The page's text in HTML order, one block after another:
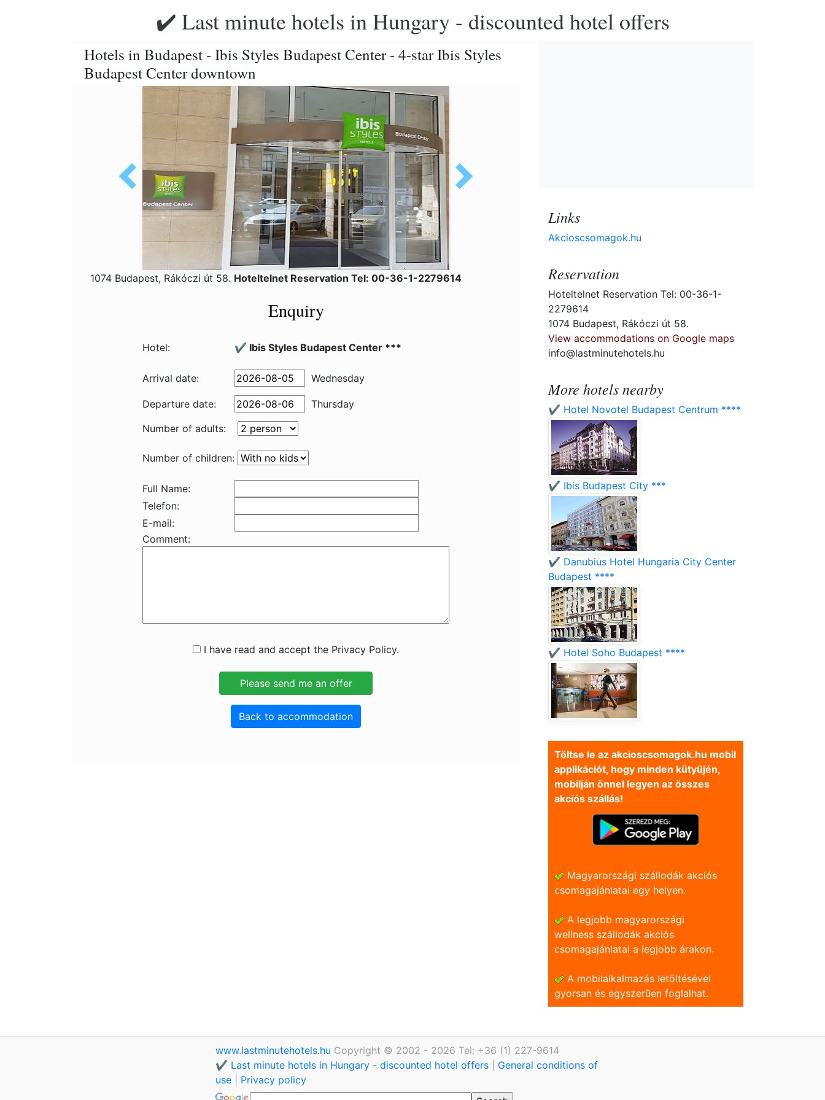
✔️ Last minute hotels in Hungary - discounted hotel offers
Hotels in Budapest - Ibis Styles Budapest Center - 4-star Ibis Styles
Budapest Center downtown
1074 Budapest, Rákóczi út 58. Hoteltelnet Reservation Tel: 00-36-1-2279614
Enquiry
Hotel: ✔️ Ibis Styles Budapest Center ***
Arrival date: Wednesday
Departure date:
Thursday
Number of adults:
Number of children:
Full Name:
Telefon:
E-mail:
Comment:
I have read and accept the Privacy Policy.
Back to accommodation
Links
Akcioscsomagok.hu
Reservation
Hoteltelnet Reservation Tel: 00-36-1-
2279614
1074 Budapest, Rákóczi út 58.
View accommodations on Google maps
info@lastminutehotels.hu
More hotels nearby
✔️ Hotel Novotel Budapest Centrum ****
✔️ Ibis Budapest City ***
✔️ Danubius Hotel Hungaria City Center
Budapest ****
✔️ Hotel Soho Budapest ****
Töltse le az akcioscsomagok.hu mobil
applikációt, hogy minden kütyüjén,
mobilján önnel legyen az összes
akciós szállás!
Magyarországi szállodák akciós
csomagajánlatai egy helyen.
A legjobb magyarországi
wellness szállodák akciós
csomagajánlatai a legjobb árakon.
A mobilalkalmazás letöltésével
gyorsan és egyszerũen foglalhat.
www.lastminutehotels.hu Copyright © 2002 - 2026 Tel: +36 (1) 227-9614
✔️ Last minute hotels in Hungary - discounted hotel offers
General conditions of
use
Privacy policy